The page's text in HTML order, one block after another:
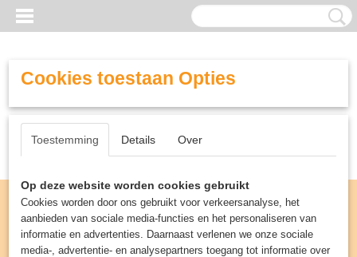
Cookies toestaan Opties
Toestemming Details Over
Op deze website worden cookies gebruikt
Cookies worden door ons gebruikt voor verkeersanalyse, het
aanbieden van sociale media-functies en het personaliseren van
informatie en advertenties. Daarnaast verlenen we onze sociale
media-, advertentie- en analysepartners toegang tot informatie over